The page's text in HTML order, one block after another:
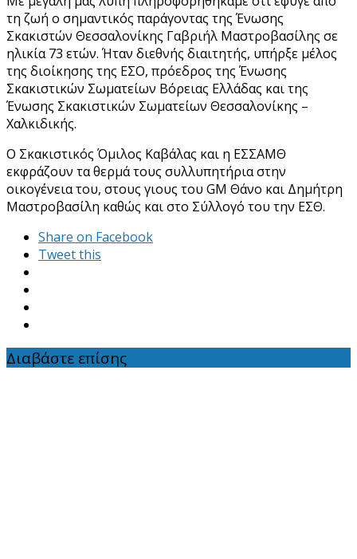
τη ζωή ο σημαντικός παράγοντας της Ένωσης
Σκακιστών Θεσσαλονίκης Γαβριήλ Μαστροβασίλης σε
ηλικία 73 ετών. Ήταν διεθνής διαιτητής, υπήρξε μέλος
της διοίκησης της ΕΣΟ, πρόεδρος της Ένωσης
Σκακιστικών Σωματείων Βόρειας Ελλάδας και της
Ένωσης Σκακιστικών Σωματείων Θεσσαλονίκης –
Χαλκιδικής.
Ο Σκακιστικός Όμιλος Καβάλας και η ΕΣΣΑΜΘ
εκφράζουν τα θερμά τους συλλυπητήρια στην
οικογένεια του, στους γιους του GM Θάνο και Δημήτρη
Μαστροβασίλη καθώς και στο Σύλλογό του την ΕΣΘ.
Share on Facebook
Tweet this
Διαβάστε επίσης